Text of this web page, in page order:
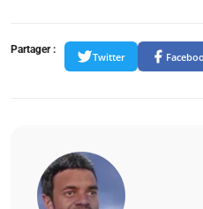
Partager :
Twitter